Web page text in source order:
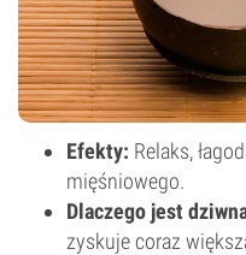
Efekty: Relaks,
mięśniowego.
Dlaczego jest
zyskuje coraz